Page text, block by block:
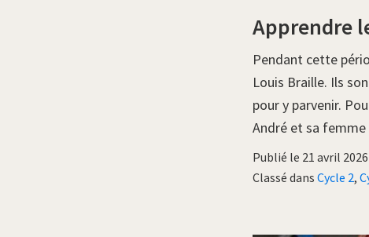
Apprendre
Pendant cette
Louis Braille. Ils
pour y parvenir.
André et sa
Publié le 21 avril 2026
Classé dans Cycle 2,